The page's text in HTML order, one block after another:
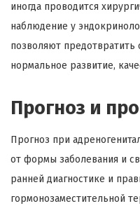
иногда проводится
наблюдение у
позволяют предотвратить
нормальное развитие,
Прогноз и
Прогноз при
от формы заболевания и
ранней диагностике и
гормонозаместительной